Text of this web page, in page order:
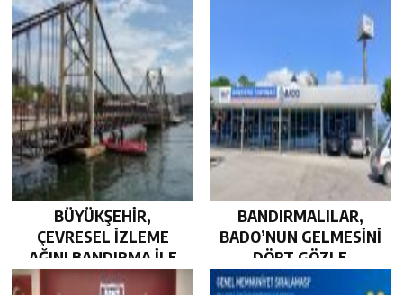
BÜYÜKŞEHİR,
ÇEVRESEL İZLEME
AĞINI BANDIRMA İLE
GÜÇLENDİRDİ…
BANDIRMALILAR,
BADO’NUN GELMESİNİ
DÖRT GÖZLE
BEKLİYOR…